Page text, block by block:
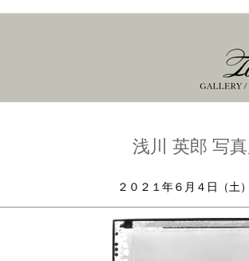
浅川 英郎 写真
２０２１年６月４日（土